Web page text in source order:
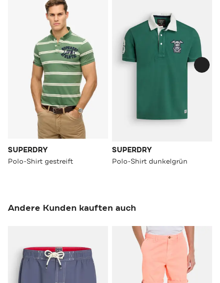
SUPERDRY
Polo-Shirt gestreift
SUPERDRY
Polo-Shirt dunkelgrün
Andere Kunden kauften auch